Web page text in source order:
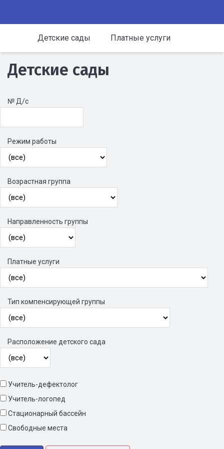
Детские сады Платные услуги
Детские сады
№ Д/с
Режим работы
Возрастная группа
Направленность группы
Платные услуги
Тип компенсирующей группы
Расположение детского сада
Учитель-дефектолог
Учитель-логопед
Стационарный бассейн
Свободные места